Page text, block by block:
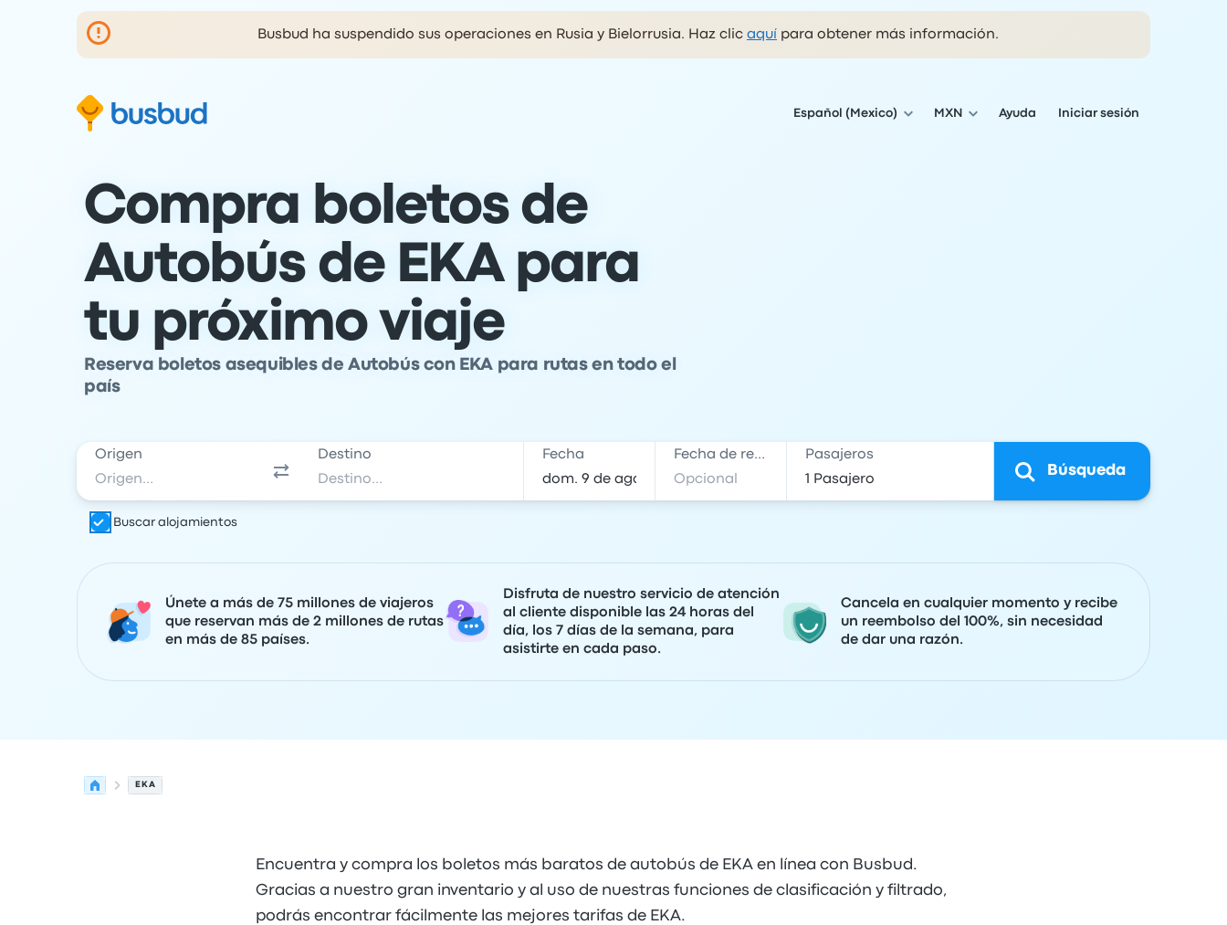
Busbud ha suspendido sus operaciones en Rusia y Bielorrusia. Haz clic aquí para obtener más información.
formulario de búsqueda
Ir al contenido
Ir al pie de página
Español (Mexico) MXN Ayuda Iniciar sesión
Compra boletos de
Autobús de EKA para
tu próximo viaje
Reserva boletos asequibles de Autobús con EKA para rutas en todo el
país
Origen Destino Fecha Fecha de regreso Pasajeros
Búsqueda
Buscar alojamientos
Únete a más de 75 millones de viajeros
que reservan más de 2 millones de rutas
en más de 85 países.
Disfruta de nuestro servicio de atención
al cliente disponible las 24 horas del
día, los 7 días de la semana, para
asistirte en cada paso.
Cancela en cualquier momento y recibe
un reembolso del 100%, sin necesidad
de dar una razón.
EKA
Encuentra y compra los boletos más baratos de autobús de EKA en línea con Busbud.
Gracias a nuestro gran inventario y al uso de nuestras funciones de clasificación y filtrado,
podrás encontrar fácilmente las mejores tarifas de EKA.